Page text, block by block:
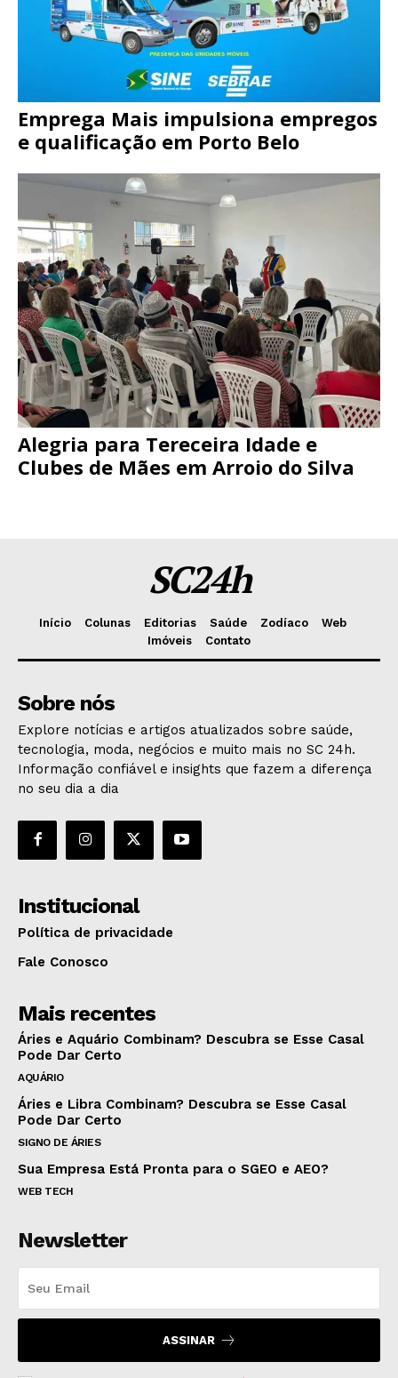
Emprega Mais impulsiona empregos
e qualificação em Porto Belo
Alegria para Tereceira Idade e
Clubes de Mães em Arroio do Silva
SC24h
Início Colunas Editorias Saúde Zodíaco
Web
Imóveis
Contato
Sobre nós
Explore notícias e artigos atualizados sobre saúde,
tecnologia, moda, negócios e muito mais no SC 24h.
Informação confiável e insights que fazem a diferença
no seu dia a dia
Institucional
Política de privacidade
Fale Conosco
Mais recentes
Áries e Aquário Combinam? Descubra se Esse Casal
Pode Dar Certo
AQUÁRIO
Áries e Libra Combinam? Descubra se Esse Casal
Pode Dar Certo
SIGNO DE ÁRIES
Sua Empresa Está Pronta para o SGEO e AEO?
WEB TECH
Newsletter
ASSINAR